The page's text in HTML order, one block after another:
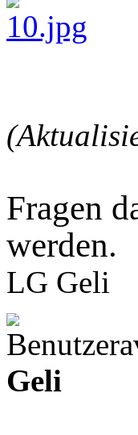
Fragen
werden.
LG Geli
Geli